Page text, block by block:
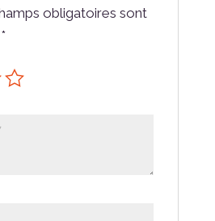
obligatoires sont
*